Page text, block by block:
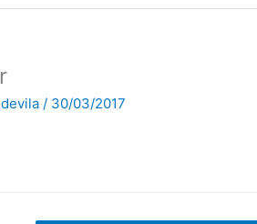
/ 30/03/2017